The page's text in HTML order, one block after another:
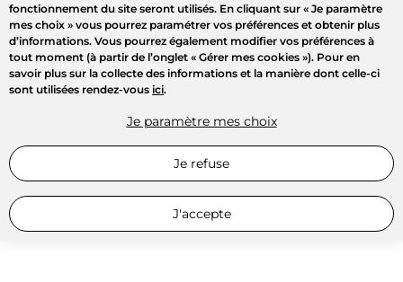
fonctionnement du site seront utilisés. En cliquant sur « Je paramètre
mes choix » vous pourrez paramétrer vos préférences et obtenir plus
d’informations. Vous pourrez également modifier vos préférences à
tout moment (à partir de l’onglet « Gérer mes cookies »). Pour en
savoir plus sur la collecte des informations et la manière dont celle-ci
sont utilisées rendez-vous ici.
Je paramètre mes choix
Je refuse
J'accepte